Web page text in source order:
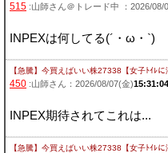
515 :山師さん＠トレード中 ：2026/08/
INPEXは何してる(´・ω・`)
【急騰】今買えばいい株27338【女子ﾄｲﾚに
450 :山師さん：2026/08/07(金)15:31:04
INPEX期待されてこれは...
【急騰】今買えばいい株27338【女子ﾄｲﾚに